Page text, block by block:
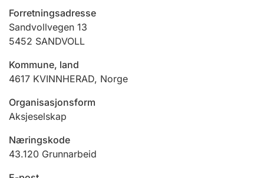
Jeger
Ektepaktveileder
Offentlig sektor
Forretningsadresse
Sandvollvegen 13
5452 SANDVOLL
Kommune, land
4617 KVINNHERAD, Norge
Organisasjonsform
Aksjeselskap
Næringskode
43.120 Grunnarbeid